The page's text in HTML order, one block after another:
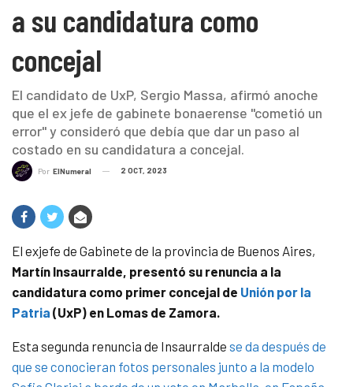
a su candidatura como
concejal
El candidato de UxP, Sergio Massa, afirmó anoche
que el ex jefe de gabinete bonaerense "cometió un
error" y consideró que debía que dar un paso al
costado en su candidatura a concejal.
Por ElNumeral 2 OCT, 2023
El exjefe de Gabinete de la provincia de Buenos Aires,
Martín Insaurralde, presentó su renuncia a la
candidatura como primer concejal de Unión por la
Patria (UxP) en Lomas de Zamora.
Esta segunda renuncia de Insaurralde se da después de
que se conocieran fotos personales junto a la modelo